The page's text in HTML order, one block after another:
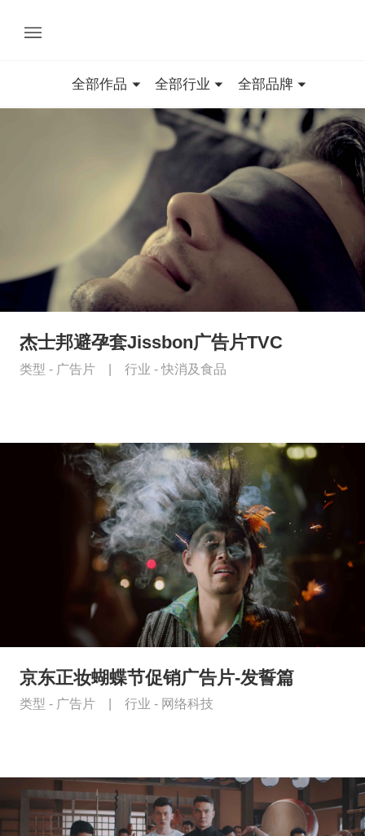
全部作品 全部行业 全部品牌
杰士邦避孕套Jissbon广告片TVC
类型 - 广告片 行业 -快消及食品
京东正妆蝴蝶节促销广告片-发誓篇
类型 - 广告片 行业 - 网络科技